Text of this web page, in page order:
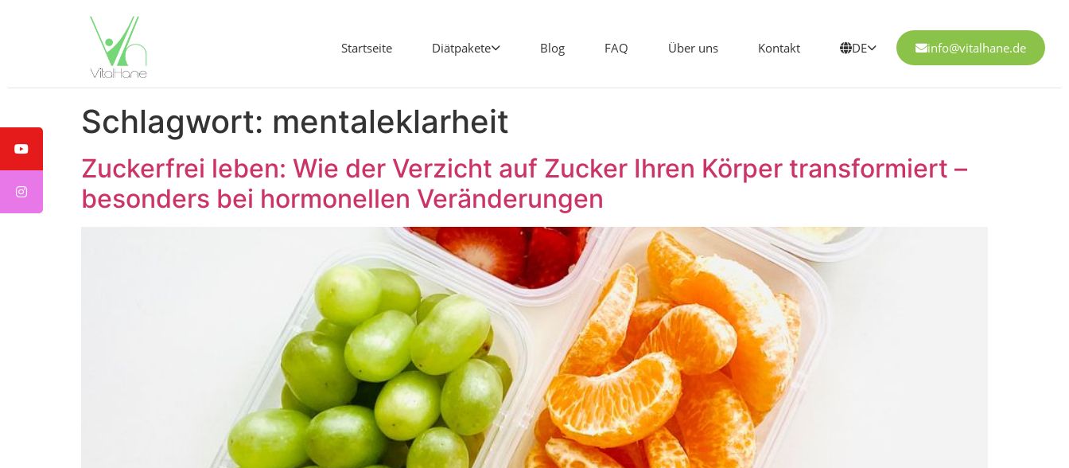
Startseite Diätpakete Blog FAQ Über uns Kontakt DE info@vitalhane.de
Schlagwort: mentaleklarheit
Zuckerfrei leben: Wie der Verzicht auf Zucker Ihren Körper transformiert –
besonders bei hormonellen Veränderungen